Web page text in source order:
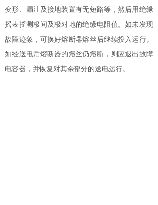
变形、漏油及接地装置有无短路等，然后用绝缘
摇表摇测极间及极对地的绝缘电阻值。如未发现
故障迹象，可换好熔断器熔丝后继续投入运行。
如经送电后熔断器的熔丝仍熔断，则应退出故障
电容器，并恢复对其余部分的送电运行。